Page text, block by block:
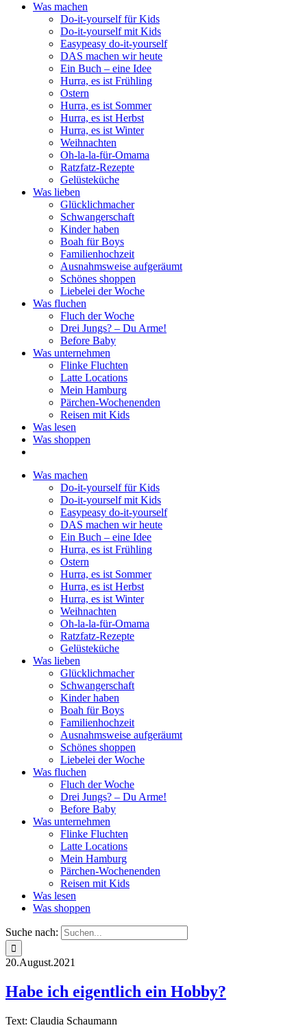
Was machen
Do-it-yourself für Kids
Do-it-yourself mit Kids
Easypeasy do-it-yourself
DAS machen wir heute
Ein Buch – eine Idee
Hurra, es ist Frühling
Ostern
Hurra, es ist Sommer
Hurra, es ist Herbst
Hurra, es ist Winter
Weihnachten
Oh-la-la-für-Omama
Ratzfatz-Rezepte
Gelüsteküche
Was lieben
Glücklichmacher
Schwangerschaft
Kinder haben
Boah für Boys
Familienhochzeit
Ausnahmsweise aufgeräumt
Schönes shoppen
Liebelei der Woche
Was fluchen
Fluch der Woche
Drei Jungs? – Du Arme!
Before Baby
Was unternehmen
Flinke Fluchten
Latte Locations
Mein Hamburg
Pärchen-Wochenenden
Reisen mit Kids
Was lesen
Was shoppen
Was machen
Do-it-yourself für Kids
Do-it-yourself mit Kids
Easypeasy do-it-yourself
DAS machen wir heute
Ein Buch – eine Idee
Hurra, es ist Frühling
Ostern
Hurra, es ist Sommer
Hurra, es ist Herbst
Hurra, es ist Winter
Weihnachten
Oh-la-la-für-Omama
Ratzfatz-Rezepte
Gelüsteküche
Was lieben
Glücklichmacher
Schwangerschaft
Kinder haben
Boah für Boys
Familienhochzeit
Ausnahmsweise aufgeräumt
Schönes shoppen
Liebelei der Woche
Was fluchen
Fluch der Woche
Drei Jungs? – Du Arme!
Before Baby
Was unternehmen
Flinke Fluchten
Latte Locations
Mein Hamburg
Pärchen-Wochenenden
Reisen mit Kids
Was lesen
Was shoppen
Suche nach:
20.August.2021
Habe ich eigentlich ein Hobby?
Text: Claudia Schaumann